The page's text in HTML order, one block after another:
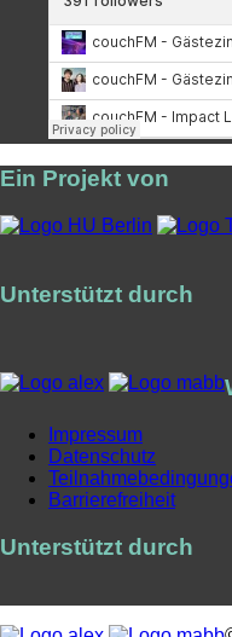
Ein Projekt von
Unterstützt durch
Impressum
Datenschutz
Barrierefreiheit
Unterstützt durch